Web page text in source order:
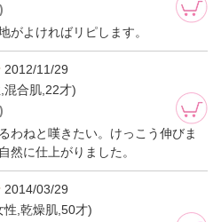
がよければリピします。
2012/11/29
混合肌,22才)
わねと嘆きたい。けっこう伸びま
然に仕上がりました。
2014/03/29
性,乾燥肌,50才)